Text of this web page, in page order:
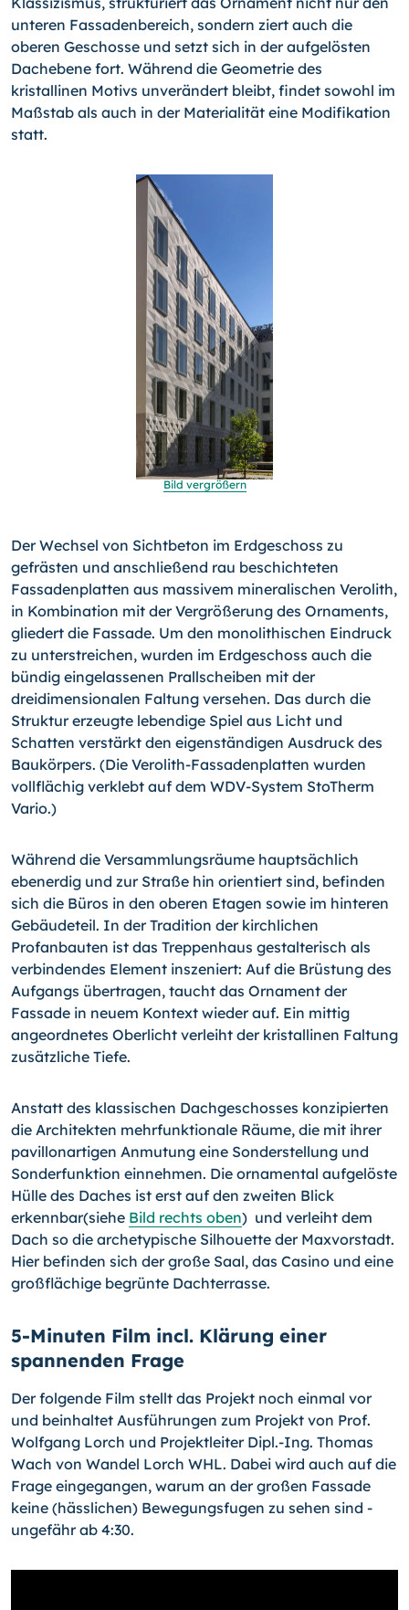
unteren Fassadenbereich, sondern ziert auch die
oberen Geschosse und setzt sich in der aufgelösten
Dachebene fort. Während die Geometrie des
kristallinen Motivs unverändert bleibt, findet sowohl im
Maßstab als auch in der Materialität eine Modifikation
statt.
Bild vergrößern
Der Wechsel von Sichtbeton im Erdgeschoss zu
gefrästen und anschließend rau beschichteten
Fassadenplatten aus massivem mineralischen Verolith,
in Kombination mit der Vergrößerung des Ornaments,
gliedert die Fassade. Um den monolithischen Eindruck
zu unterstreichen, wurden im Erdgeschoss auch die
bündig eingelassenen Prallscheiben mit der
dreidimensionalen Faltung versehen. Das durch die
Struktur erzeugte lebendige Spiel aus Licht und
Schatten verstärkt den eigenständigen Ausdruck des
Baukörpers. (Die Verolith-Fassadenplatten wurden
vollflächig verklebt auf dem WDV-System StoTherm
Vario.)
Während die Versammlungsräume hauptsächlich
ebenerdig und zur Straße hin orientiert sind, befinden
sich die Büros in den oberen Etagen sowie im hinteren
Gebäudeteil. In der Tradition der kirchlichen
Profanbauten ist das Treppenhaus gestalterisch als
verbindendes Element inszeniert: Auf die Brüstung des
Aufgangs übertragen, taucht das Ornament der
Fassade in neuem Kontext wieder auf. Ein mittig
angeordnetes Oberlicht verleiht der kristallinen Faltung
zusätzliche Tiefe.
Anstatt des klassischen Dachgeschosses konzipierten
die Architekten mehrfunktionale Räume, die mit ihrer
pavillonartigen Anmutung eine Sonderstellung und
Sonderfunktion einnehmen. Die ornamental aufgelöste
Hülle des Daches ist erst auf den zweiten Blick
erkennbar(siehe Bild rechts oben) und verleiht dem
Dach so die archetypische Silhouette der Maxvorstadt.
Hier befinden sich der große Saal, das Casino und eine
großflächige begrünte Dachterrasse.
5-Minuten Film incl. Klärung einer
spannenden Frage
Der folgende Film stellt das Projekt noch einmal vor
und beinhaltet Ausführungen zum Projekt von Prof.
Wolfgang Lorch und Projektleiter Dipl.-Ing. Thomas
Wach von Wandel Lorch WHL. Dabei wird auch auf die
Frage eingegangen, warum an der großen Fassade
keine (hässlichen) Bewegungsfugen zu sehen sind -
ungefähr ab 4:30.